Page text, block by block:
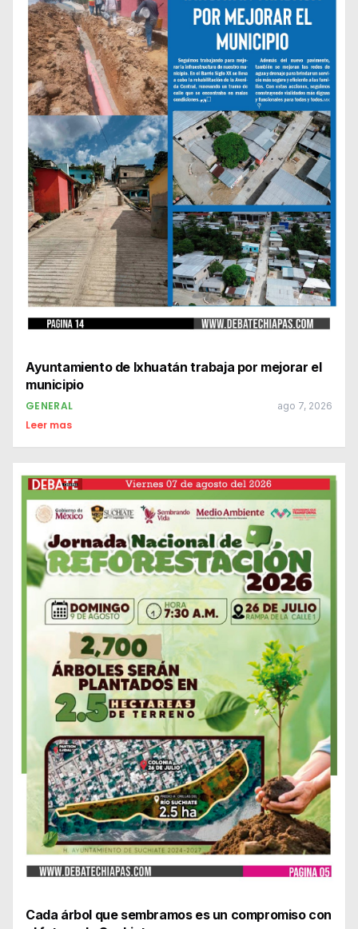
Ayuntamiento de Ixhuatán trabaja por mejorar el
municipio
GENERAL ago 7, 2026
Leer mas
Cada árbol que sembramos es un compromiso con